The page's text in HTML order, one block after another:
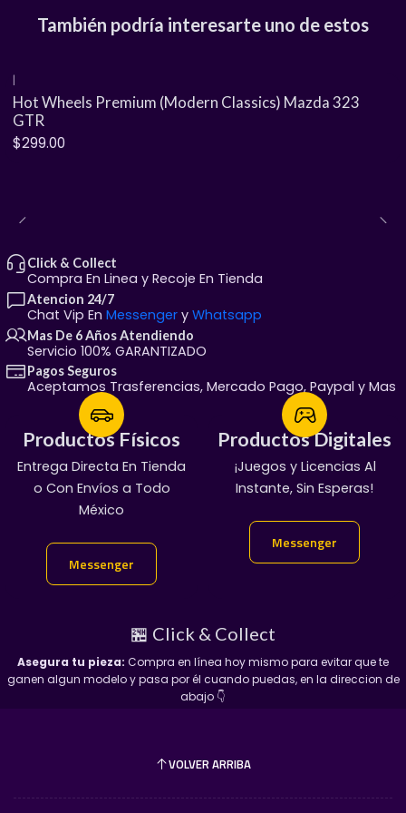
incluye defensas ensanchadas, enormes escapes y un
alerón integrado. Es una pieza obligatoria tanto para
estilo Euro, como para quienes coleccionan las
variantes más creativas y con personalidad de Hot
Wheels.
y proporciones únicas de estilo
una presencia sumamente divertida y original en
cualquier exhibidor.
Gran Nivel de Acabado:
fidelidad complementada con interiores
moldeados al detalle y rines deportivos
característicos de la línea.
Construcción Duradera:
Cuerpo fabricado en
metal fundido a presión (
die-cast) combinado con
base plástica de alta resistencia bajo los
estándares de Mattel.
Blíster Sellado de Fábrica:
Se entrega en su
tarjeta original sellada, garantizando que tanto la
burbuja plástica como la tarjeta se mantengan
impecables para tu stock.
🏬 Adquiérela de forma fácil y
segura en AntarGames
Nos tomamos tu pasión muy en serio. Elige el método
📦 1. Envíos a toda la República
También podría interesarte uno de estos
|
Hot Wheels Premium (Modern Classics) Mazda 323
GTR
$299.00
Click & Collect
Compra En Linea y Recoje En Tienda
Atencion 24/7
Chat Vip En Messenger y Whatsapp
Mas De 6 Años Atendiendo
Servicio 100% GARANTIZADO
Pagos Seguros
Aceptamos Trasferencias, Mercado Pago, Paypal y Mas
Productos Físicos
Entrega Directa En Tienda
o Con Envíos a Todo
México
Messenger
Productos Físicos
¡Servicio Garantizado!
Manda Mensaje:
Messenger
Productos Digitales
¡Juegos y Licencias Al
Instante, Sin Esperas!
Messenger
Productos Digitales
100% Garantizado
Entregas En Chat Vip
Messenger
🏪 Click & Collect
Asegura tu pieza: Compra en línea hoy mismo para evitar que te
ganen algun modelo y pasa por él cuando puedas, en la direccion de
abajo 👇
VOLVER ARRIBA